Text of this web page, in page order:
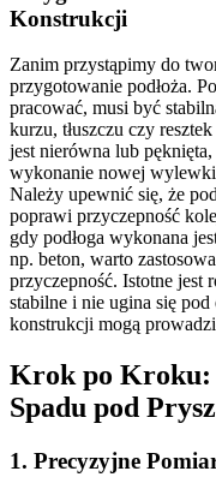
Konstrukcji
Zanim przystąpimy do
przygotowanie podłoża.
pracować, musi być
kurzu, tłuszczu czy
jest nierówna lub
wykonanie nowej
Należy upewnić się, że
poprawi przyczepność
gdy podłoga wykonana
np. beton, warto
przyczepność. Istotne jest
stabilne i nie ugina się
konstrukcji mogą
Krok po Kroku:
Spadu pod
1. Precyzyjne